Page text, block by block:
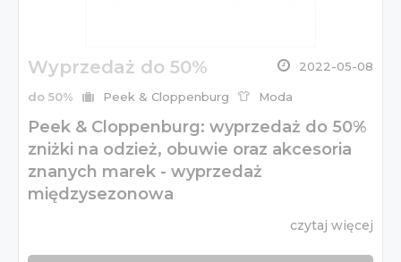
Wyprzedaż do 50% 2022-05-08
do 50% Peek & Cloppenburg Moda
Peek & Cloppenburg: wyprzedaż do 50%
zniżki na odzież, obuwie oraz akcesoria
znanych marek - wyprzedaż
międzysezonowa
czytaj więcej